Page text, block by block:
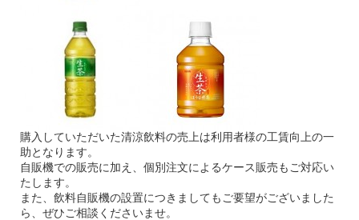
購入していただいた清涼飲料の売上は利用者様の工賃向上の一
助となります。
自販機での販売に加え、個別注文によるケース販売もご対応い
たします。
また、飲料自販機の設置につきましてもご要望がございました
ら、ぜひご相談くださいませ。